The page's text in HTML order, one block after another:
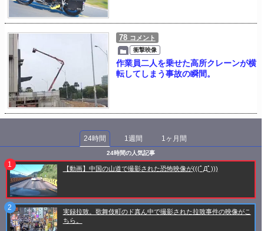
78 コメント
衝撃映像
作業員二人を乗せた高所クレーンが横
転してしまう事故の瞬間。
24時間 1週間 1ヶ月間
24時間の人気記事
【動画】中国の山道で撮影された恐怖映像が(((ﾟДﾟ)))
実録拉致。歌舞伎町のド真ん中で撮影された拉致事件の映像がこ
ちら。